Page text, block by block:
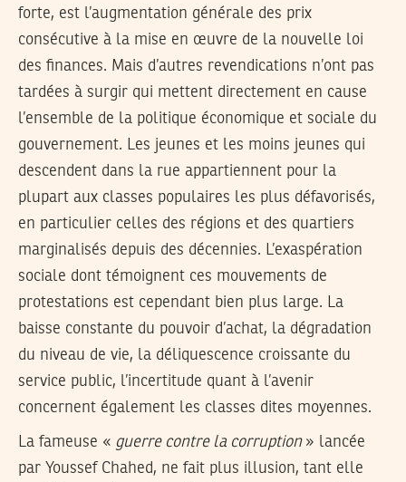
forte, est l’augmentation générale des prix
consécutive à la mise en œuvre de la nouvelle loi
des finances. Mais d’autres revendications n’ont pas
tardées à surgir qui mettent directement en cause
l’ensemble de la politique économique et sociale du
gouvernement. Les jeunes et les moins jeunes qui
descendent dans la rue appartiennent pour la
plupart aux classes populaires les plus défavorisés,
en particulier celles des régions et des quartiers
marginalisés depuis des décennies. L’exaspération
sociale dont témoignent ces mouvements de
protestations est cependant bien plus large. La
baisse constante du pouvoir d’achat, la dégradation
du niveau de vie, la déliquescence croissante du
service public, l’incertitude quant à l’avenir
concernent également les classes dites moyennes.
La fameuse « guerre contre la corruption» lancée
par Youssef Chahed, ne fait plus illusion, tant elle